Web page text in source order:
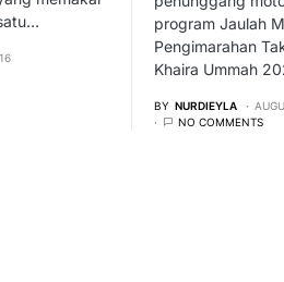
program Jaulah
Pengimarahan
Khaira Ummah
BY NURDIEYLA
NO COMMENTS